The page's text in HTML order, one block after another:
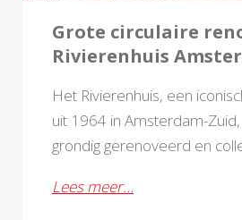
Grote circulaire
Rivierenhuis
Het Rivierenhuis, een
uit 1964 in Amsterdam-
grondig gerenoveerd en
Lees meer…